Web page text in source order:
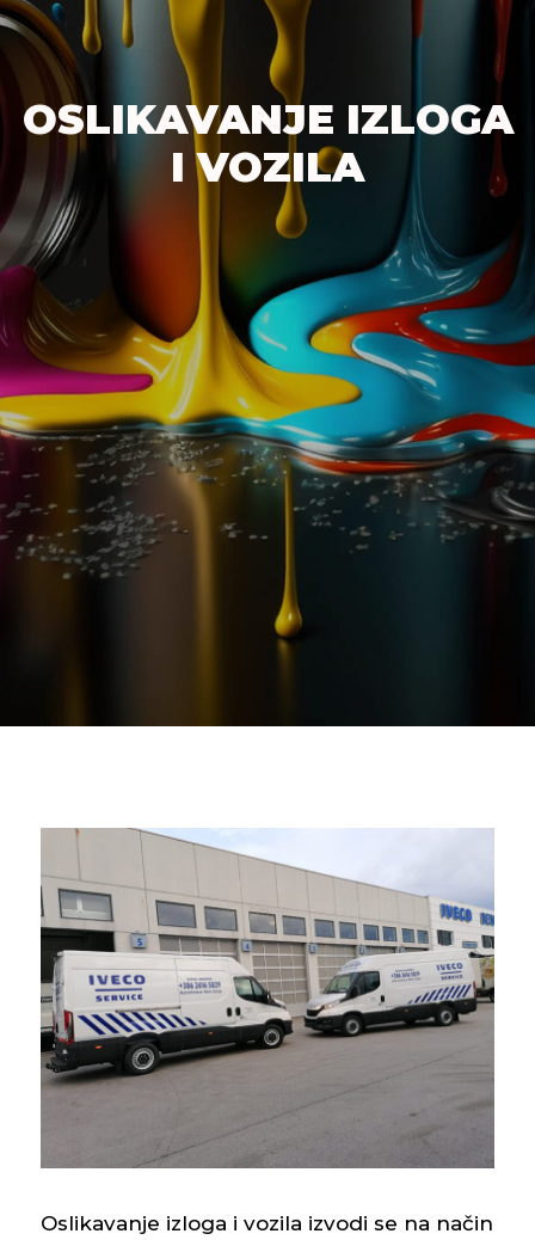
OSLIKAVANJE IZLOGA
I VOZILA
Oslikavanje izloga i vozila izvodi se na način